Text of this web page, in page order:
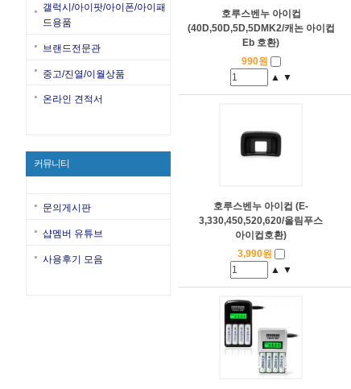
갤럭시/아이팟/아이폰/아이패
드용품
브랜드전문관
중고/진열/이월상품
온라인 견적서
커뮤니티
문의게시판
샵멤버 유튜브
사용후기 모음
호루스벤누 아이컵
(40D,50D,5D,5DMK2/캐논 아이컵
Eb 호환)
990원
▲ ▼
호루스벤누 아이컵 (E-
3,330,450,520,620/올림푸스
아이컵호환)
3,990원
▲ ▼